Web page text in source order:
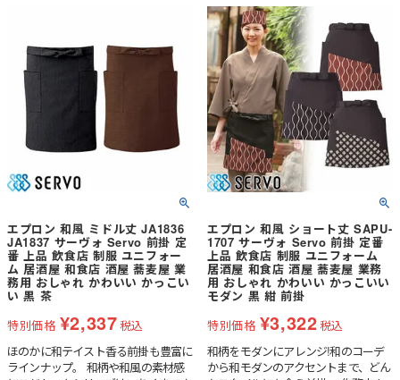
エプロン 和風 ミドル丈 JA1836
JA1837 サーヴォ Servo 前掛 定
番 上品 飲食店 制服 ユニフォー
ム 居酒屋 和食店 酒屋 蕎麦屋 業
務用 おしゃれ かわいい かっこい
い 黒 茶
特別価格 ¥2,337税込
ほのかに和テイスト香る前掛も豊富に
ラインナップ。 和柄や和風の素材感
エプロン 和風 ショート丈 SAPU-
1707 サーヴォ Servo 前掛 定番
上品 飲食店 制服 ユニフォーム
居酒屋 和食店 酒屋 蕎麦屋 業務
用 おしゃれ かわいい かっこいい
モダン 黒 紺 前掛
特別価格 ¥3,322税込
和柄をモダンにアレンジ!和のコーデ
から和モダンのアクセントまで、どん